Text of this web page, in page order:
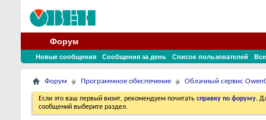
Форум
Новые сообщения Сообщения за день Список пользователей
Форум Программное обеспечение Облачный сервис
Если это ваш первый визит, рекомендуем почитать справку по форуму.
сообщений выберите раздел.